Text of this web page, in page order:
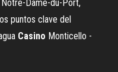
Dame-du-Port,
puntos clave del
Casino Monticello -